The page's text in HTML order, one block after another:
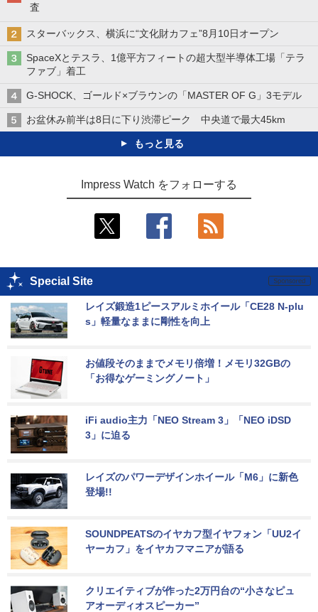
査
スターバックス、横浜に“文化財カフェ”8月10日オープン
SpaceXとテスラ、1億平方フィートの超大型半導体工場「テラ
ファブ」着工
G-SHOCK、ゴールド×ブラウンの「MASTER OF G」3モデル
お盆休み前半は8日に下り渋滞ピーク 中央道で最大45km
もっと見る
Impress Watch をフォローする
Special Site
レイズ鍛造1ピースアルミホイール「CE28 N-plu
s」軽量なままに剛性を向上
お値段そのままでメモリ倍増！メモリ32GBの
「お得なゲーミングノート」
iFi audio主力「NEO Stream 3」「NEO iDSD
3」に迫る
レイズのパワーデザインホイール「M6」に新色
登場!!
SOUNDPEATSのイヤカフ型イヤフォン「UU2イ
ヤーカフ」をイヤカフマニアが語る
クリエイティブが作った2万円台の“小さなピュ
アオーディオスピーカー”